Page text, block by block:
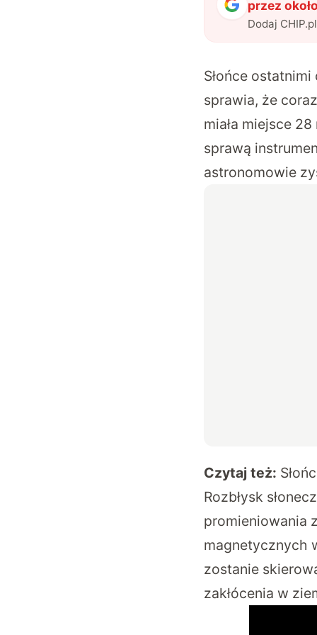
przez
Dodaj
Słońce
sprawia, że
miała miejsce
sprawą
astronomowie
Czytaj też:
Rozbłysk
promieniowania
magnetycznych
zostanie
zakłócenia w